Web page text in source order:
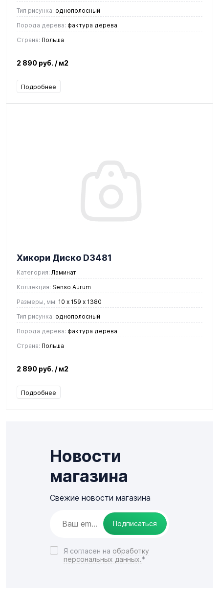
Тип рисунка: однополосный
Порода дерева: фактура дерева
Страна: Польша
2 890 руб. / м2
Подробнее
Хикори Диско D3481
Категория: Ламинат
Коллекция: Senso Aurum
Размеры, мм: 10 х 159 х 1380
Тип рисунка: однополосный
Порода дерева: фактура дерева
Страна: Польша
2 890 руб. / м2
Подробнее
Новости
магазина
Свежие новости магазина
Подписаться
Я согласен на обработку
персональных данных.*